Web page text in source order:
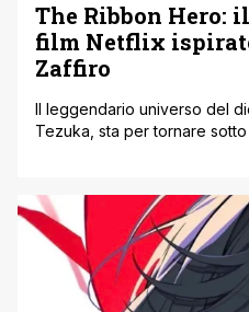
The Ribbon Hero:
film Netflix
Zaffiro
Il leggendario universo del
Tezuka, sta per tornare
lungometraggio animato
intramontabile La Principessa
debutto globale in esclusiva